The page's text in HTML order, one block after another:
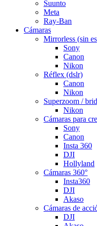
Suunto
Meta
Ray-Ban
Cámaras
Mirrorless (sin
Sony
Canon
Nikon
Réflex (dslr)
Canon
Nikon
Superzoom /
Nikon
Cámaras para
Sony
Canon
Insta 360
DJI
Hollyland
Cámaras 360°
Insta360
DJI
Akaso
Cámaras de
DJI